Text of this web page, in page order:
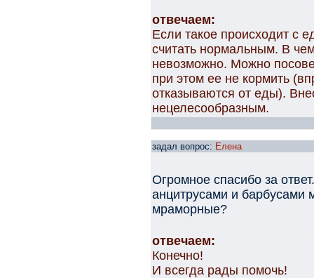
отвечаем:
Если такое происходит с
считать нормальным. В
невозможно. Можно
при этом ее не кормить
отказываются от еды).
нецелесообразным.
задал вопрос: Елена
Огромное спасибо за
анцитрусами и барбусами
мраморные?
отвечаем:
Конечно!
И всегда рады помочь!